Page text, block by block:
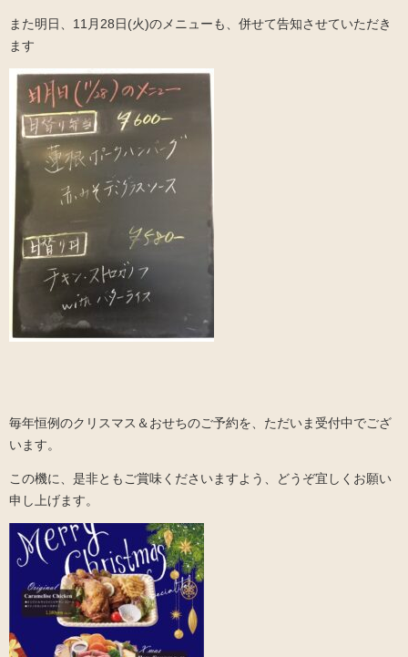
また明日、11月28日(火)のメニューも、併せて告知させていただき
ます
毎年恒例のクリスマス＆おせちのご予約を、ただいま受付中でござ
います。
この機に、是非ともご賞味くださいますよう、どうぞ宜しくお願い
申し上げます。